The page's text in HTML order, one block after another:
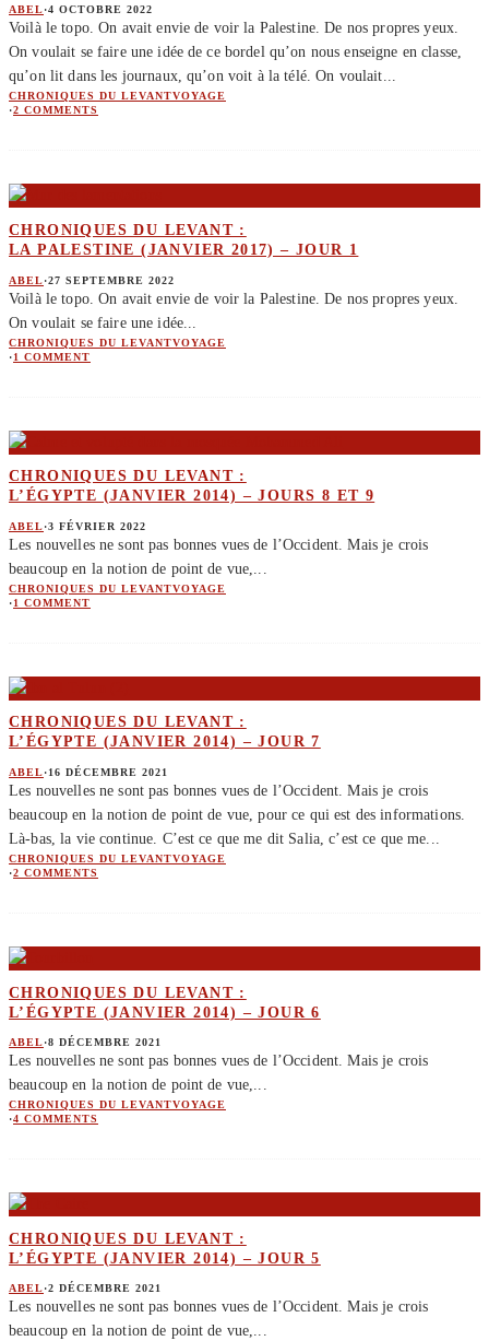
ABEL·4 OCTOBRE 2022
Voilà le topo. On avait envie de voir la Palestine. De nos propres yeux.
On voulait se faire une idée de ce bordel qu’on nous enseigne en classe,
qu’on lit dans les journaux, qu’on voit à la télé. On voulait...
CHRONIQUES DU LEVANTVOYAGE
·2 COMMENTS
CHRONIQUES DU LEVANT :
LA PALESTINE (JANVIER 2017) – JOUR 1
ABEL·27 SEPTEMBRE 2022
Voilà le topo. On avait envie de voir la Palestine. De nos propres yeux.
On voulait se faire une idée...
CHRONIQUES DU LEVANTVOYAGE
·1 COMMENT
CHRONIQUES DU LEVANT :
L’ÉGYPTE (JANVIER 2014) – JOURS 8 ET 9
ABEL·3 FÉVRIER 2022
Les nouvelles ne sont pas bonnes vues de l’Occident. Mais je crois
beaucoup en la notion de point de vue,
CHRONIQUES DU LEVANTVOYAGE
·1 COMMENT
CHRONIQUES DU LEVANT :
L’ÉGYPTE (JANVIER 2014) – JOUR 7
ABEL·16 DÉCEMBRE 2021
Les nouvelles ne sont pas bonnes vues de l’Occident. Mais je crois
beaucoup en la notion de point de vue, pour ce qui est des informations.
Là-bas, la vie continue. C’est ce que me dit Salia, c’est ce que me...
CHRONIQUES DU LEVANTVOYAGE
·2 COMMENTS
CHRONIQUES DU LEVANT :
L’ÉGYPTE (JANVIER 2014) – JOUR 6
ABEL·8 DÉCEMBRE 2021
Les nouvelles ne sont pas bonnes vues de l’Occident. Mais je crois
beaucoup en la notion de point de vue,...
CHRONIQUES DU LEVANTVOYAGE
·4 COMMENTS
CHRONIQUES DU LEVANT :
L’ÉGYPTE (JANVIER 2014) – JOUR 5
ABEL·2 DÉCEMBRE 2021
Les nouvelles ne sont pas bonnes vues de l’Occident. Mais je crois
beaucoup en la notion de point de vue,...